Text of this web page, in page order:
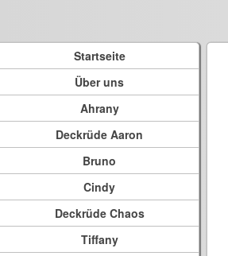
Startseite
Über uns
Ahrany
Deckrüde Aaron
Bruno
Cindy
Deckrüde Chaos
Tiffany